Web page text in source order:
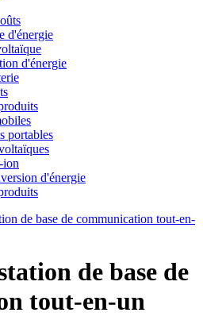
d'énergie
d'énergie
portables
ion
d'énergie
de base de communication tout-en-
de base de
tout-en-un